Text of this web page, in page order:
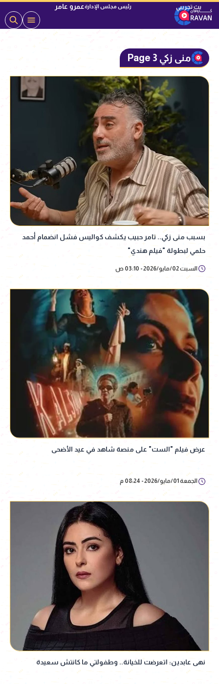
رئيس مجلس الإدارةعمرو عامر
منى زكي Page 3
بسبب منى زكي.. تامر حبيب يكشف كواليس فشل انضمام أحمد
حلمي لبطولة "فيلم هندي"
السبت 02/مايو/2026 - 03:10 ص
عرض فيلم "الست" على منصة شاهد في عيد الأضحى
الجمعة 01/مايو/2026 - 08:24 م
نهى عابدين: اتعرضت للخيانة.. وطفولتي ما كانتش سعيدة